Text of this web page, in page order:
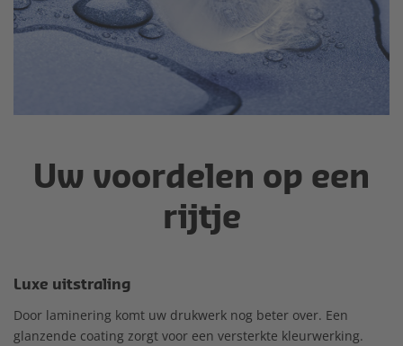
Uw voordelen op een
rijtje
Luxe uitstraling
Door laminering komt uw drukwerk nog beter over. Een
glanzende coating zorgt voor een versterkte kleurwerking.